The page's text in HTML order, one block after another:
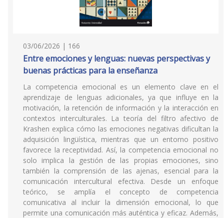
03/06/2026 | 166
Entre emociones y lenguas: nuevas perspectivas y
buenas prácticas para la enseñanza
La competencia emocional es un elemento clave en el
aprendizaje de lenguas adicionales, ya que influye en la
motivación, la retención de información y la interacción en
contextos interculturales. La teoría del filtro afectivo de
Krashen explica cómo las emociones negativas dificultan la
adquisición lingüística, mientras que un entorno positivo
favorece la receptividad. Así, la competencia emocional no
solo implica la gestión de las propias emociones, sino
también la comprensión de las ajenas, esencial para la
comunicación intercultural efectiva. Desde un enfoque
teórico, se amplía el concepto de competencia
comunicativa al incluir la dimensión emocional, lo que
permite una comunicación más auténtica y eficaz. Además,